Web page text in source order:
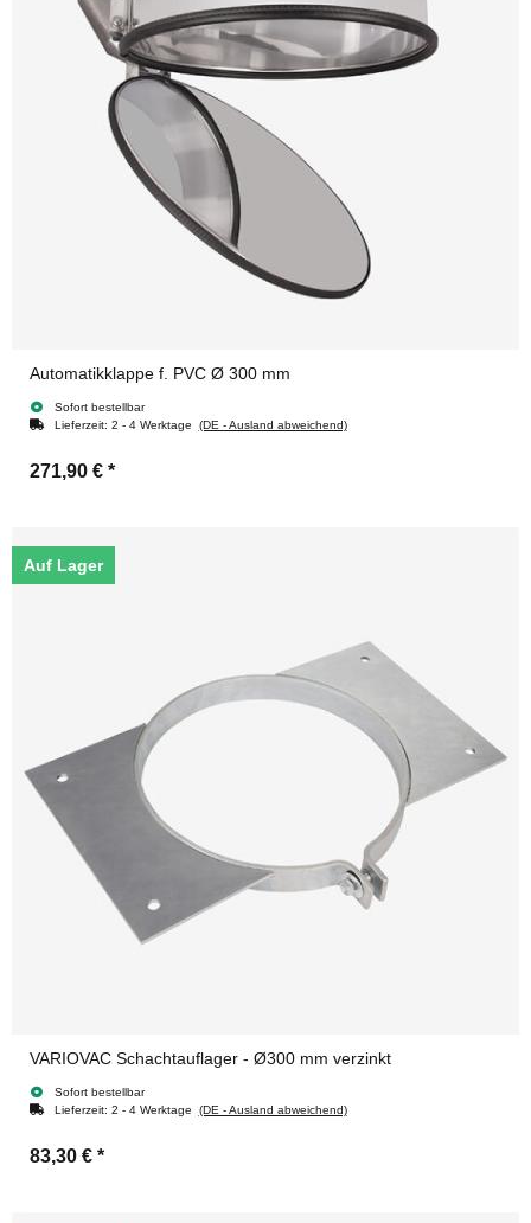
Automatikklappe f. PVC Ø 300 mm
Sofort bestellbar
Lieferzeit: 2 - 4 Werktage (DE - Ausland abweichend)
271,90 € *
Auf Lager
VARIOVAC Schachtauflager - Ø300 mm verzinkt
Sofort bestellbar
Lieferzeit: 2 - 4 Werktage (DE - Ausland abweichend)
83,30 € *